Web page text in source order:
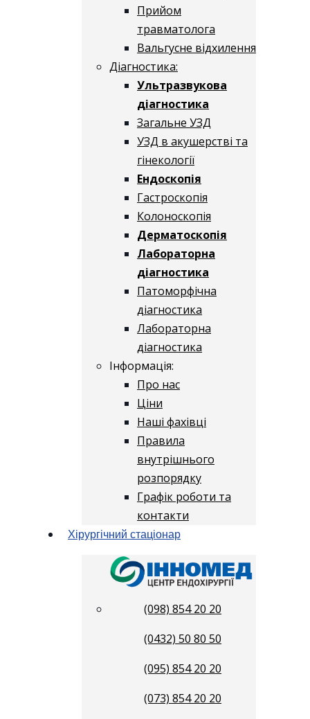
Прийом
травматолога
Вальгусне відхилення
Діагностика:
Ультразвукова
діагностика
Загальне УЗД
УЗД в акушерстві та
гінекології
Ендоскопія
Гастроскопія
Колоноскопія
Дерматоскопія
Лабораторна
діагностика
Патоморфічна
діагностика
Лабораторна
діагностика
Інформація:
Про нас
Ціни
Наші фахівці
Правила
внутрішнього
розпорядку
Графік роботи та
контакти
Хірургічний стаціонар
(098) 854 20 20
(0432) 50 80 50
(095) 854 20 20
(073) 854 20 20